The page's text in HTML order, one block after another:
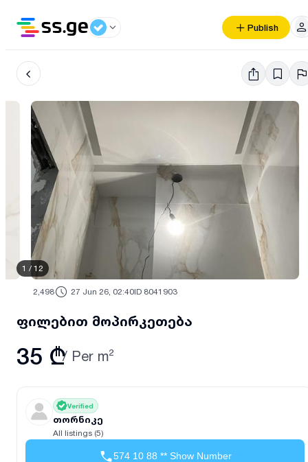
Publish
1 / 12
2,498 27 Jun 26, 02:40ID 8041903
ფილებით მოპირკეთება
35 ₾/ Per m²
Verified
თორნიკე
All listings (5)
574 10 88 ** Show Number